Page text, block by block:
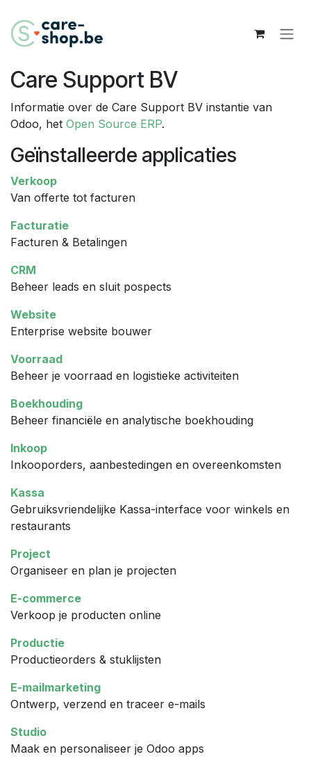
Care Support BV
Informatie over de Care Support BV instantie van
Odoo, het Open Source ERP.
Geïnstalleerde applicaties
Verkoop
Van offerte tot facturen
Facturatie
Facturen & Betalingen
CRM
Beheer leads en sluit pospects
Website
Enterprise website bouwer
Voorraad
Beheer je voorraad en logistieke activiteiten
Boekhouding
Beheer financiële en analytische boekhouding
Inkoop
Inkooporders, aanbestedingen en overeenkomsten
Kassa
Gebruiksvriendelijke Kassa-interface voor winkels en
restaurants
Project
Organiseer en plan je projecten
E-commerce
Verkoop je producten online
Productie
Productieorders & stuklijsten
E-mailmarketing
Ontwerp, verzend en traceer e-mails
Studio
Maak en personaliseer je Odoo apps